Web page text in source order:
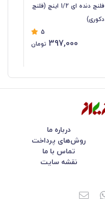
فلنج دنده ای 1/2 اینچ (فلنج
دکوری)
5
397,000 تومان
درباره ما
روش‌های پرداخت
تماس با ما
نقشه سایت